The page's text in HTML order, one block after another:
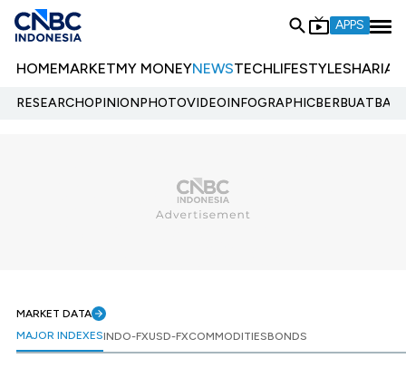
APPS
HOMEMARKETMY MONEYNEWSTECHLIFESTYLESHARIA
RESEARCHOPINIONPHOTOVIDEOINFOGRAPHIC
MARKET DATA
MAJOR INDEXESINDO-FXUSD-FXCOMMODITIESBONDS